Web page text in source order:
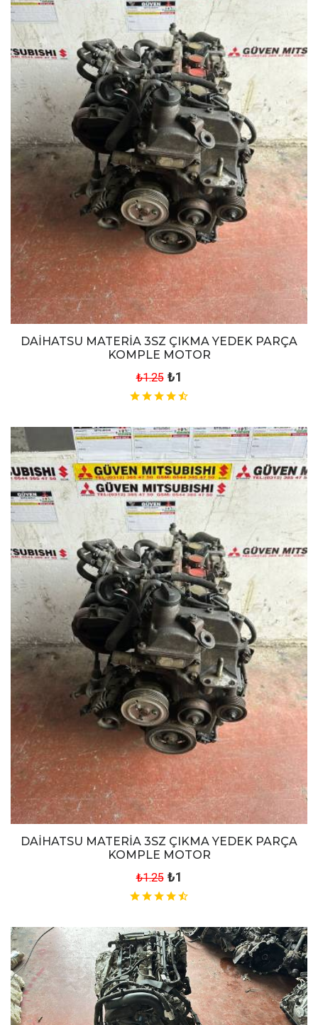
DAİHATSU MATERİA 3SZ ÇIKMA YEDEK PARÇA
KOMPLE MOTOR
₺1.25 ₺1
DAİHATSU MATERİA 3SZ ÇIKMA YEDEK PARÇA
KOMPLE MOTOR
₺1.25 ₺1